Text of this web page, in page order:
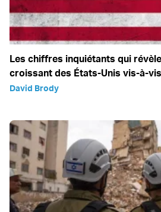
Les chiffres inquiétants qui
croissant des États-Unis vis-à-
David Brody